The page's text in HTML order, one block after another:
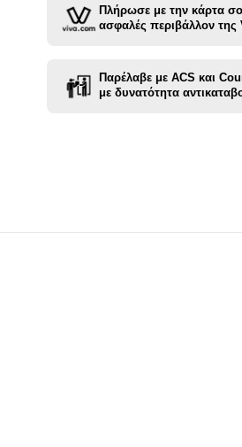
20mg
20mg
Πλήρωσε με την κάρτα
ασφαλές περιβάλλον της
Παρέλαβε με ACS και
με δυνατότητα